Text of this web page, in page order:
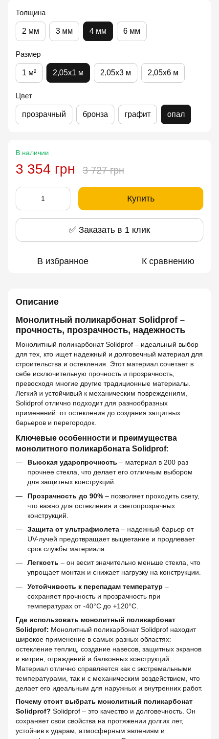
Толщина
2 мм 3 мм 4 мм 6 мм
Размер
1 м² 2,05x1 м 2,05x3 м 2,05x6 м
Цвет
прозрачный бронза графит опал
В наличии
3 354 грн 3 727 грн
Купить
✅ Заказать в 1 клик
В избранное К сравнению
Описание
Монолитный поликарбонат Solidprof –
прочность, прозрачность, надежность
Монолитный поликарбонат Solidprof – идеальный выбор
для тех, кто ищет надежный и долговечный материал для
строительства и остекления. Этот материал сочетает в
себе исключительную прочность и прозрачность,
превосходя многие другие традиционные материалы.
Легкий и устойчивый к механическим повреждениям,
Solidprof отлично подходит для разнообразных
применений: от остекления до создания защитных
барьеров и перегородок.
Ключевые особенности и преимущества
монолитного поликарбоната Solidprof:
Высокая ударопрочность – материал в 200 раз
прочнее стекла, что делает его отличным выбором
для защитных конструкций.
Прозрачность до 90% – позволяет проходить свету,
что важно для остекления и светопрозрачных
конструкций.
Защита от ультрафиолета – надежный барьер от
UV-лучей предотвращает выцветание и продлевает
срок службы материала.
Легкость – он весит значительно меньше стекла, что
упрощает монтаж и снижает нагрузку на конструкции.
Устойчивость к перепадам температур –
сохраняет прочность и прозрачность при
температурах от -40°C до +120°C.
Где использовать монолитный поликарбонат
Solidprof: Монолитный поликарбонат Solidprof находит
широкое применение в самых разных областях:
остекление теплиц, создание навесов, защитных экранов
и витрин, ограждений и балконных конструкций.
Материал отлично справляется как с экстремальными
температурами, так и с механическим воздействием, что
делает его идеальным для наружных и внутренних работ.
Почему стоит выбрать монолитный поликарбонат
Solidprof? Solidprof – это качество и долговечность. Он
сохраняет свои свойства на протяжении долгих лет,
устойчив к ударам, атмосферным явлениям и